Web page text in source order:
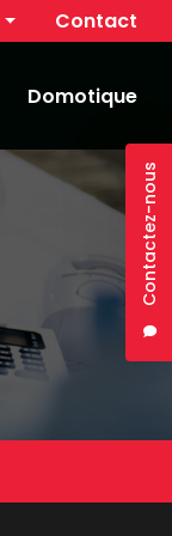
Contact
Contactez-nous
Domotique